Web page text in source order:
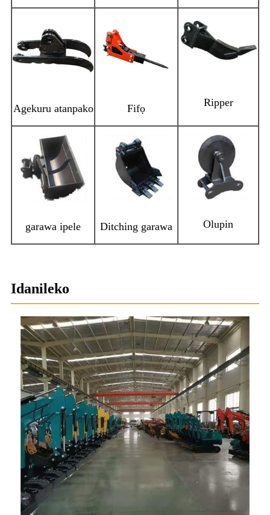
Agekuru atanpako Fifọ Ripper
garawa ipele Ditching garawa Olupin
Idanileko